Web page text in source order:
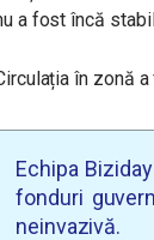
a fost încă
în zonă
Echipa
fonduri
neinvazivă.